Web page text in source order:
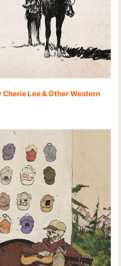
Lee & Other Western